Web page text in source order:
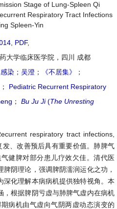
Stage of Lung-Spleen Qi
Respiratory Tract Infections
Spleen-Yin
PDF,
大学临床医学院，四川 成都
染 ； 吴澄 ； 《不居集》
；
；
Pediatric Recurrent Respiratory
； Bu Ju Ji(The Unresting
respiratory tract infections,
、改善预后具有重要价值。肺脾气
健脾对部分患儿疗效欠佳。清代医
阴理论，强调脾阴濡润运化之功，
深化理解本病病机提供独特视角。本
，根据脾阴亏虚与肺脾气虚内在病机
病机由气虚向气阴两虚动态演变的